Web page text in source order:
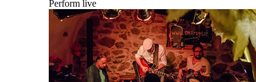
Perform live